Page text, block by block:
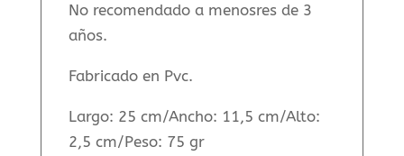
No recomendado a menosres de 3
años.
Fabricado en Pvc.
Largo: 25 cm/Ancho: 11,5 cm/Alto:
2,5 cm/Peso: 75 gr